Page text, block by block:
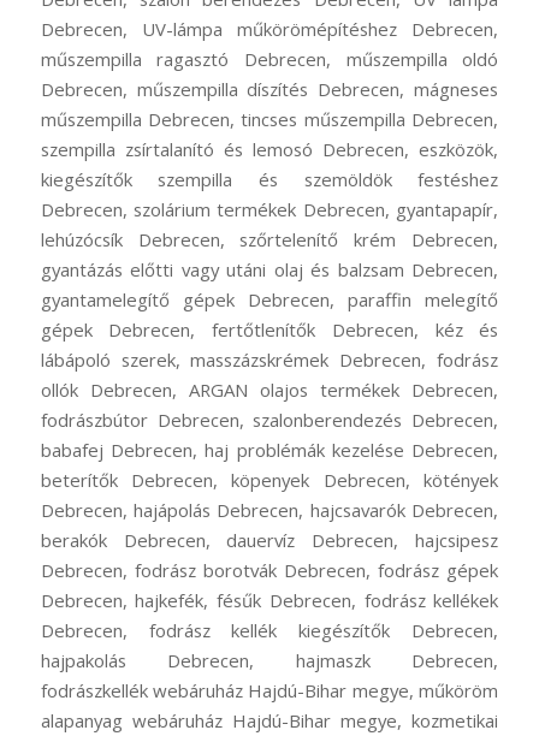
Debrecen, UV-lámpa műkörömépítéshez Debrecen,
műszempilla ragasztó Debrecen, műszempilla oldó
Debrecen, műszempilla díszítés Debrecen, mágneses
műszempilla Debrecen, tincses műszempilla Debrecen,
szempilla zsírtalanító és lemosó Debrecen, eszközök,
kiegészítők szempilla és szemöldök festéshez
Debrecen, szolárium termékek Debrecen, gyantapapír,
lehúzócsík Debrecen, szőrtelenítő krém Debrecen,
gyantázás előtti vagy utáni olaj és balzsam Debrecen,
gyantamelegítő gépek Debrecen, paraffin melegítő
gépek Debrecen, fertőtlenítők Debrecen, kéz és
lábápoló szerek, masszázskrémek Debrecen, fodrász
ollók Debrecen, ARGAN olajos termékek Debrecen,
fodrászbútor Debrecen, szalonberendezés Debrecen,
babafej Debrecen, haj problémák kezelése Debrecen,
beterítők Debrecen, köpenyek Debrecen, kötények
Debrecen, hajápolás Debrecen, hajcsavarók Debrecen,
berakók Debrecen, dauervíz Debrecen, hajcsipesz
Debrecen, fodrász borotvák Debrecen, fodrász gépek
Debrecen, hajkefék, fésűk Debrecen, fodrász kellékek
Debrecen, fodrász kellék kiegészítők Debrecen,
hajpakolás Debrecen, hajmaszk Debrecen,
fodrászkellék webáruház Hajdú-Bihar megye, műköröm
alapanyag webáruház Hajdú-Bihar megye, kozmetikai